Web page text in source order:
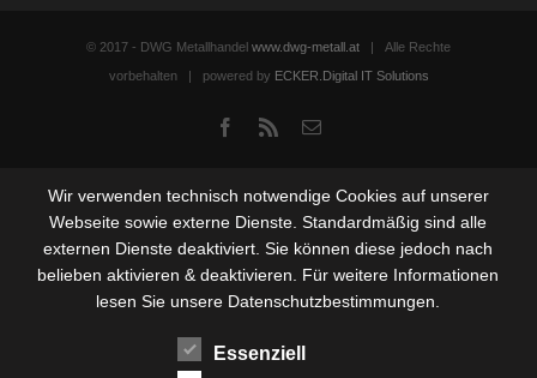
© 2017 - DWG Metallhandel www.dwg-metall.at | Alle Rechte
vorbehalten | powered by ECKER.Digital IT Solutions
Facebook
Rss Email
Wir verwenden technisch notwendige Cookies auf unserer
Webseite sowie externe Dienste. Standardmäßig sind alle
externen Dienste deaktiviert. Sie können diese jedoch nach
belieben aktivieren & deaktivieren. Für weitere Informationen
lesen Sie unsere Datenschutzbestimmungen.
Essenziell